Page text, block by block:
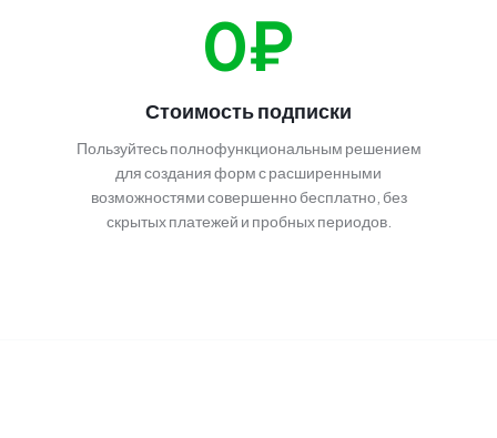
0₽
Стоимость подписки
Пользуйтесь полнофункциональным решением
для создания форм с расширенными
возможностями совершенно бесплатно, без
скрытых платежей и пробных периодов.